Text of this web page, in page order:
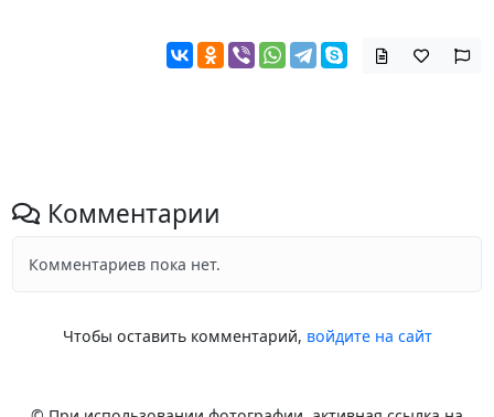
Комментарии
Комментариев пока нет.
Чтобы оставить комментарий, войдите на сайт